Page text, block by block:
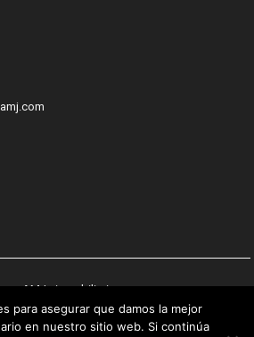
AMJ - inmobiliaria -
Web: Ainet
para asegurar que damos la mejor
en nuestro sitio web. Si continúa